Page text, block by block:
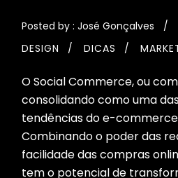
Posted by : José Gonçalves
DESIGN
DICAS
O Social Commerce, ou
consolidando como uma
tendências do e-commerce
Combinando o poder das
facilidade das compras
tem o potencial de